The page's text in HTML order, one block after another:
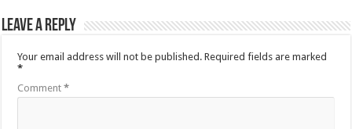
Leave a Reply
Your email address will not be published. Required fields are marked
*
Comment*